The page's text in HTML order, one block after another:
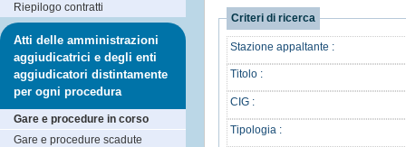
Criteri di ricerca
Stazione appaltante :
Titolo :
CIG :
Tipologia :
Riepilogo contratti
Atti delle amministrazioni
aggiudicatrici e degli enti
aggiudicatori distintamente
per ogni procedura
Gare e procedure in corso
Gare e procedure scadute